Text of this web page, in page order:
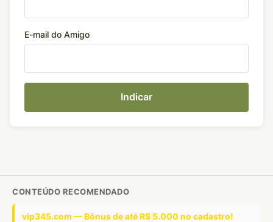
E-mail do Amigo
Indicar
CONTEÚDO RECOMENDADO
vip345.com — Bônus de até R$ 5.000 no cadastro!